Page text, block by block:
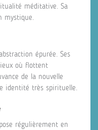
méditative. Sa
mystique.
épurée. Ses
où flottent
de la nouvelle
identité très spirituelle.
régulièrement en